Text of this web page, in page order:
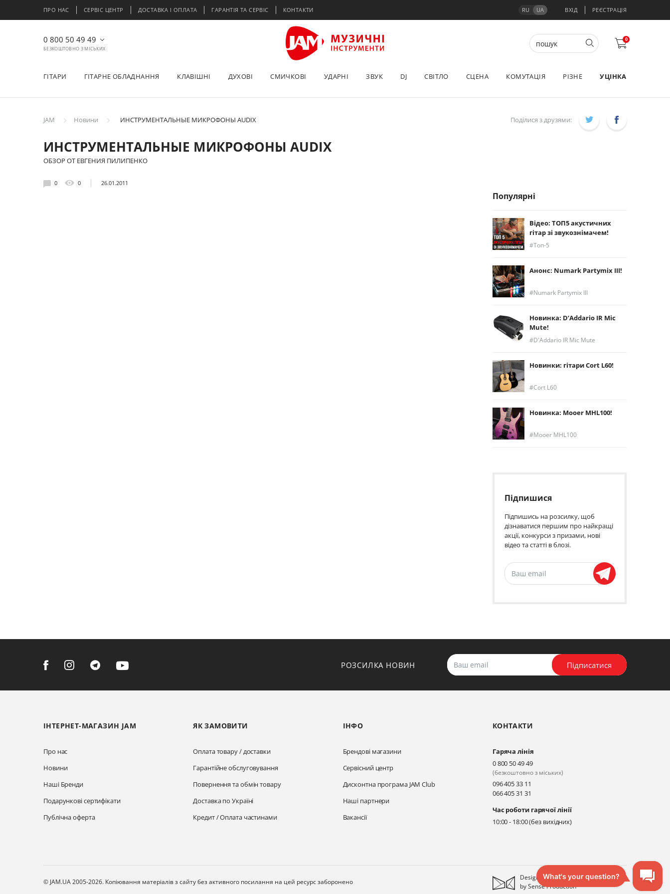
ПРО НАС СЕРВІС ЦЕНТР ДОСТАВКА І ОПЛАТА ГАРАНТІЯ ТА СЕРВІС КОНТАКТИ RU UA ВХІД РЕЄСТРАЦІЯ
0 800 50 49 49
БЕЗКОШТОВНО З МІСЬКИХ
0
ГІТАРИ ГІТАРНЕ ОБЛАДНАННЯ КЛАВІШНІ ДУХОВІ СМИЧКОВІ УДАРНІ ЗВУК DJ СВІТЛО СЦЕНА КОМУТАЦІЯ РІЗНЕ УЦІНКА
JAM Новини ИНСТРУМЕНТАЛЬНЫЕ МИКРОФОНЫ AUDIX
ИНСТРУМЕНТАЛЬНЫЕ МИКРОФОНЫ AUDIX
ОБЗОР ОТ ЕВГЕНИЯ ПИЛИПЕНКО
0 0 26.01.2011
Поділися з друзями:
Популярні
Відео: ТОП5 акустичних
гітар зі звукознімачем!
Топ-5
Анонс: Numark Partymix III!
Numark Partymix III
Новинка: D’Addario IR Mic
Mute!
D'Addario IR Mic Mute
Новинки: гітари Cort L60!
Cort L60
Новинка: Mooer MHL100!
Mooer MHL100
Підпишися
Підпишись на розсилку, щоб
дізнаватися першим про найкращі
акції, конкурси з призами, нові
відео та статті в блозі.
РОЗСИЛКА НОВИН Підписатися
ІНТЕРНЕТ-МАГАЗИН JAM
Про нас
Новини
Наші Бренди
Подарункові сертифікати
Публічна оферта
ЯК ЗАМОВИТИ
Оплата товару / доставки
Гарантійне обслуговування
Повернення та обмін товару
Доставка по Україні
Кредит / Оплата частинами
ІНФО
Брендові магазини
Сервісний центр
Дисконтна програма JAM Club
Наші партнери
Вакансії
КОНТАКТИ
Гаряча лінія
0 800 50 49 49
(безкоштовно з міських)
096 405 33 11
066 405 31 31
Час роботи гарячої лінії
10:00 - 18:00 (без вихідних)
© JAM.UA 2005-2026. Копіювання матеріалів з сайту без активного посилання на цей ресурс заборонено
Designed
bySense Production